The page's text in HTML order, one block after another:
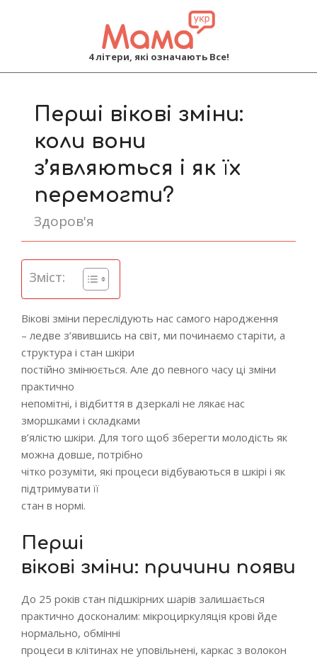
4 літери, які означають Все!
Перші вікові зміни:
коли вони
з’являються і як їх
перемогти?
Здоров'я
Зміст:
Вікові зміни переслідують нас самого народження
– ледве з’явившись на світ, ми починаємо старіти, а
структура і стан шкіри
постійно змінюється. Але до певного часу ці зміни
практично
непомітні, і відбиття в дзеркалі не лякає нас
зморшками і складками
в’ялістю шкіри. Для того щоб зберегти молодість як
можна довше, потрібно
чітко розуміти, які процеси відбуваються в шкірі і як
підтримувати її
стан в нормі.
Перші
вікові зміни: причини появи
До 25 років стан підшкірних шарів залишається
практично досконалим: мікроциркуляція крові йде
нормально, обмінні
процеси в клітинах не уповільнені, каркас з волокон